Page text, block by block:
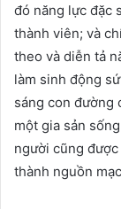
đó năng lực đặc
thành viên; và
theo và diễn tả
làm sinh động
sáng con đường
một gia sản
người cũng
thành nguồn